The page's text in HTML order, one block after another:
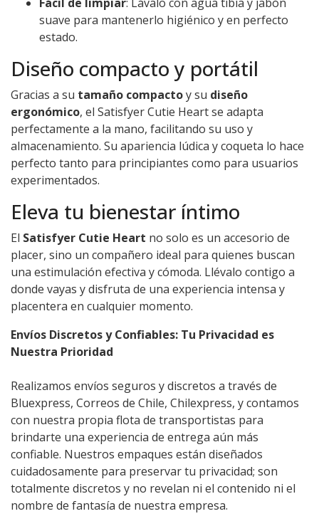
suave para mantenerlo higiénico y en perfecto
estado.
Diseño compacto y portátil
Gracias a su tamaño compactoy su diseño
ergonómico, el Satisfyer Cutie Heart se adapta
perfectamente a la mano, facilitando su uso y
almacenamiento. Su apariencia lúdica y coqueta lo hace
perfecto tanto para principiantes como para usuarios
experimentados.
Eleva tu bienestar íntimo
El Satisfyer Cutie Heart no solo es un accesorio de
placer, sino un compañero ideal para quienes buscan
una estimulación efectiva y cómoda. Llévalo contigo a
donde vayas y disfruta de una experiencia intensa y
placentera en cualquier momento.
Envíos Discretos y Confiables: Tu Privacidad es
Nuestra Prioridad
Realizamos envíos seguros y discretos a través de
Bluexpress, Correos de Chile, Chilexpress, y contamos
con nuestra propia flota de transportistas para
brindarte una experiencia de entrega aún más
confiable. Nuestros empaques están diseñados
cuidadosamente para preservar tu privacidad; son
totalmente discretos y no revelan ni el contenido ni el
nombre de fantasía de nuestra empresa.